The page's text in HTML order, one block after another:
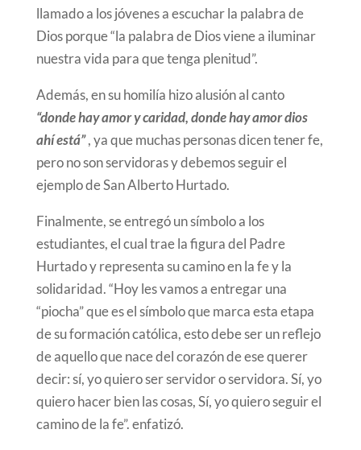
llamado a los jóvenes a escuchar la palabra de
Dios porque “la palabra de Dios viene a iluminar
nuestra vida para que tenga plenitud”.
Además, en su homilía hizo alusión al canto
“donde hay amor y caridad, donde hay amor dios
ahí está”, ya que muchas personas dicen tener fe,
pero no son servidoras y debemos seguir el
ejemplo de San Alberto Hurtado.
Finalmente, se entregó un símbolo a los
estudiantes, el cual trae la figura del Padre
Hurtado y representa su camino en la fe y la
solidaridad. “Hoy les vamos a entregar una
“piocha” que es el símbolo que marca esta etapa
de su formación católica, esto debe ser un reflejo
de aquello que nace del corazón de ese querer
decir: sí, yo quiero ser servidor o servidora. Sí, yo
quiero hacer bien las cosas, Sí, yo quiero seguir el
camino de la fe”. enfatizó.